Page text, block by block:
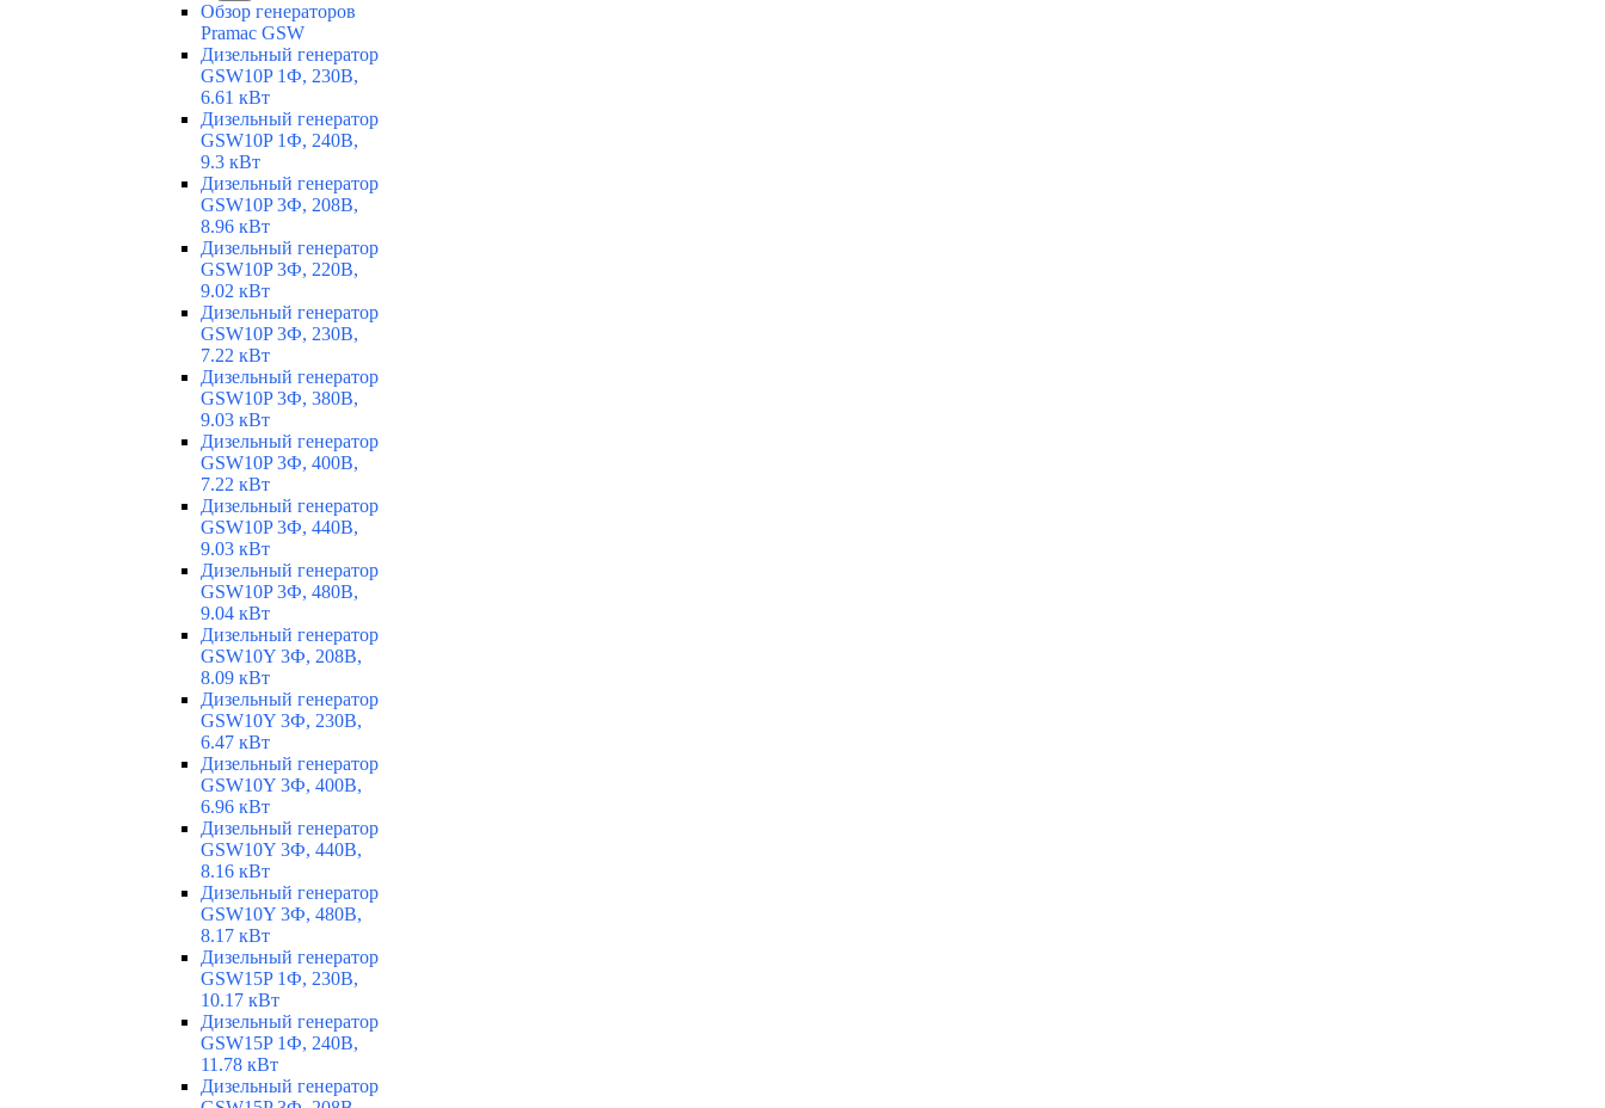
Обзор генераторов
Pramac GSW
Дизельный генератор
GSW10P 1Ф, 230В,
6.61 кВт
Дизельный генератор
GSW10P 1Ф, 240В,
9.3 кВт
Дизельный генератор
GSW10P 3Ф, 208В,
8.96 кВт
Дизельный генератор
GSW10P 3Ф, 220В,
9.02 кВт
Дизельный генератор
GSW10P 3Ф, 230В,
7.22 кВт
Дизельный генератор
GSW10P 3Ф, 380В,
9.03 кВт
Дизельный генератор
GSW10P 3Ф, 400В,
7.22 кВт
Дизельный генератор
GSW10P 3Ф, 440В,
9.03 кВт
Дизельный генератор
GSW10P 3Ф, 480В,
9.04 кВт
Дизельный генератор
GSW10Y 3Ф, 208В,
8.09 кВт
Дизельный генератор
GSW10Y 3Ф, 230В,
6.47 кВт
Дизельный генератор
GSW10Y 3Ф, 400В,
6.96 кВт
Дизельный генератор
GSW10Y 3Ф, 440В,
8.16 кВт
Дизельный генератор
GSW10Y 3Ф, 480В,
8.17 кВт
Дизельный генератор
GSW15P 1Ф, 230В,
10.17 кВт
Дизельный генератор
GSW15P 1Ф, 240В,
11.78 кВт
Дизельный генератор